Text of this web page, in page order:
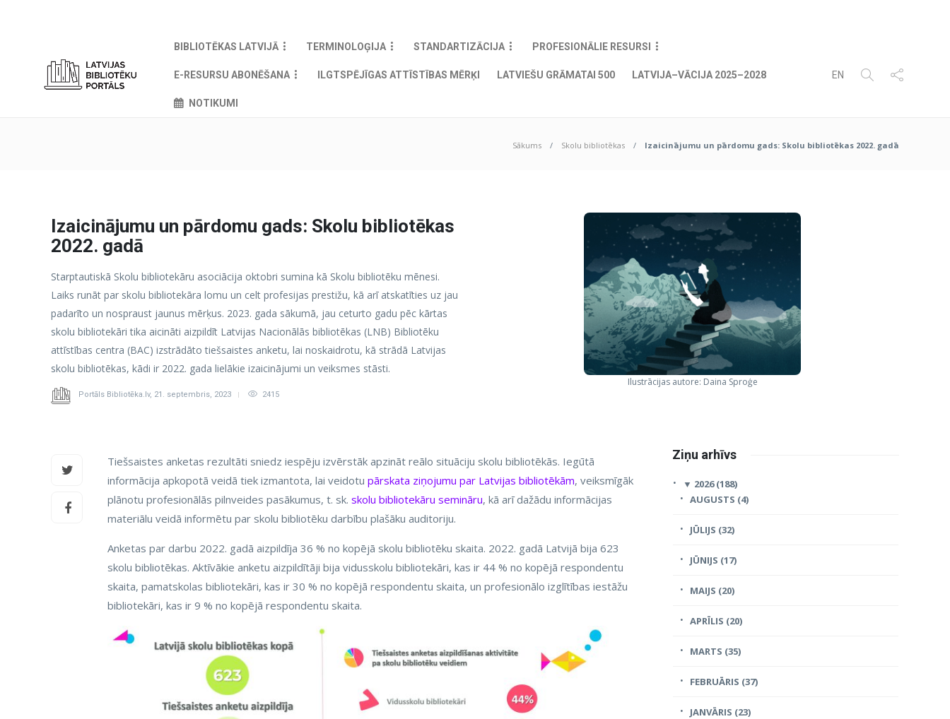
BIBLIOTĒKAS LATVIJĀ TERMINOLOĢIJA STANDARTIZĀCIJA PROFESIONĀLIE RESURSI
E-RESURSU ABONĒŠANA ILGTSPĒJĪGAS ATTĪSTĪBAS MĒRĶI LATVIEŠU GRĀMATAI 500 LATVIJA–VĀCIJA 2025–2028
NOTIKUMI
EN
Sākums Skolu bibliotēkas Izaicinājumu un pārdomu gads: Skolu bibliotēkas 2022. gadā
Izaicinājumu un pārdomu gads: Skolu bibliotēkas
2022. gadā
Starptautiskā Skolu bibliotekāru asociācija oktobri sumina kā Skolu bibliotēku mēnesi.
Laiks runāt par skolu bibliotekāra lomu un celt profesijas prestižu, kā arī atskatīties uz jau
padarīto un nospraust jaunus mērķus. 2023. gada sākumā, jau ceturto gadu pēc kārtas
skolu bibliotekāri tika aicināti aizpildīt Latvijas Nacionālās bibliotēkas (LNB) Bibliotēku
attīstības centra (BAC) izstrādāto tiešsaistes anketu, lai noskaidrotu, kā strādā Latvijas
skolu bibliotēkas, kādi ir 2022. gada lielākie izaicinājumi un veiksmes stāsti.
Portāls Bibliotēka.lv, 21. septembris, 2023 2415
Ilustrācijas autore: Daina Sproģe
Tiešsaistes anketas rezultāti sniedz iespēju izvērstāk apzināt reālo situāciju skolu bibliotēkās. Iegūtā
informācija apkopotā veidā tiek izmantota, lai veidotu pārskata ziņojumu par Latvijas bibliotēkām, veiksmīgāk
plānotu profesionālās pilnveides pasākumus, t. sk. skolu bibliotekāru semināru, kā arī dažādu informācijas
materiālu veidā informētu par skolu bibliotēku darbību plašāku auditoriju.
Anketas par darbu 2022. gadā aizpildīja 36 % no kopējā skolu bibliotēku skaita. 2022. gadā Latvijā bija 623
skolu bibliotēkas. Aktīvākie anketu aizpildītāji bija vidusskolu bibliotekāri, kas ir 44 % no kopējā respondentu
skaita, pamatskolas bibliotekāri, kas ir 30 % no kopējā respondentu skaita, un profesionālo izglītības iestāžu
bibliotekāri, kas ir 9 % no kopējā respondentu skaita.
Ziņu arhīvs
▼ 2026 (188)
AUGUSTS (4)
JŪLIJS (32)
JŪNIJS (17)
MAIJS (20)
APRĪLIS (20)
MARTS (35)
FEBRUĀRIS (37)
JANVĀRIS (23)